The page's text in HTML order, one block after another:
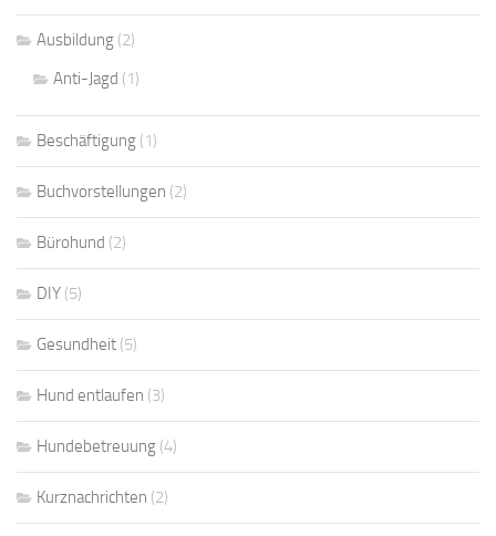
Ausbildung (2)
Anti-Jagd (1)
Beschäftigung (1)
Buchvorstellungen (2)
Bürohund (2)
DIY (5)
Gesundheit (5)
Hund entlaufen (3)
Hundebetreuung (4)
Kurznachrichten (2)